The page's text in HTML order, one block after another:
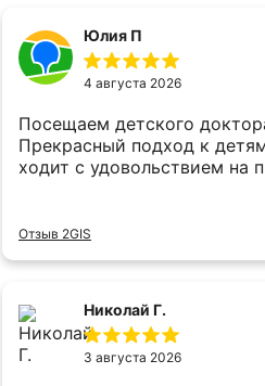
Юлия П
4 августа 2026
Посещаем детского
Прекрасный подход к
ходит с удовольствием на
Отзыв 2GIS
Николай Г.
3 августа 2026